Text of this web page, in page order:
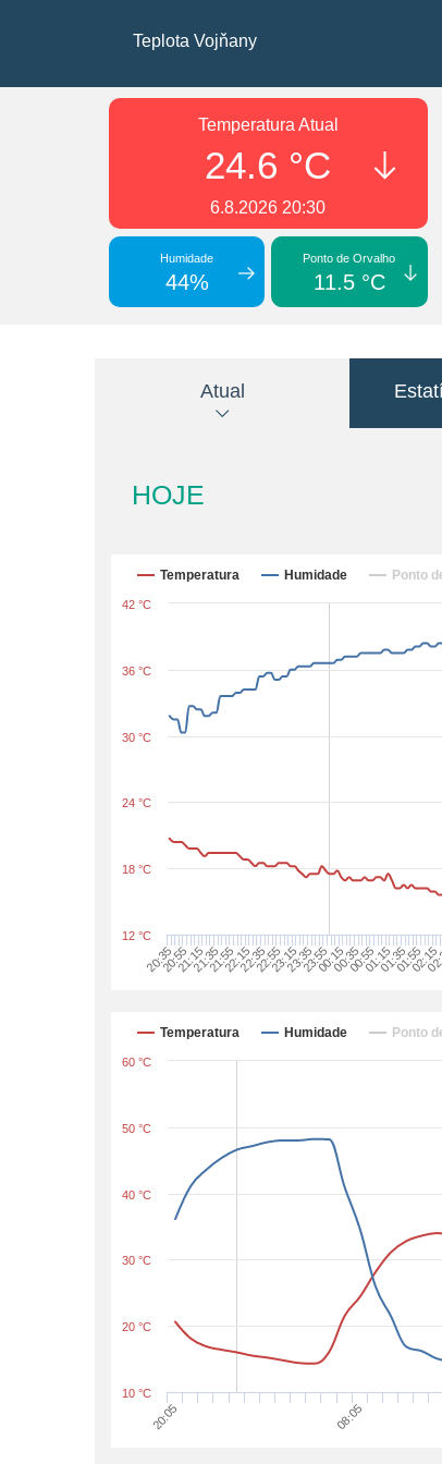
Teplota Vojňany
Temperatura Atual
24.6 °C
6.8.2026 20:30
Humidade
44%
Ponto de Orvalho
11.5 °C
Atual
HOJE
Temperatura Humidade Ponto
20:3520:5521:1521:3521:5522:1522:3522:5523:1523:3523:5500:1500:3500:5501:1501:3501:5502:15
12 °C
18 °C
24 °C
30 °C
36 °C
42 °C
Temperatura Humidade Ponto
20:05 08:05
10 °C
20 °C
30 °C
40 °C
50 °C
60 °C